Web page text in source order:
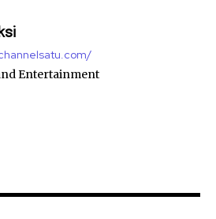
Entertainment